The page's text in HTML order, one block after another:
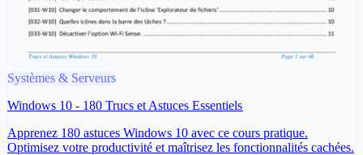
Systèmes & Serveurs
Windows 10 - 180 Trucs et Astuces Essentiels
Apprenez 180 astuces Windows 10 avec ce cours pratique.
Optimisez votre productivité et maîtrisez les fonctionnalités cachées.